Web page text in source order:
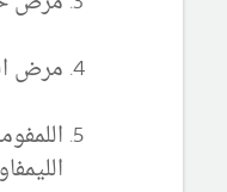
مرض